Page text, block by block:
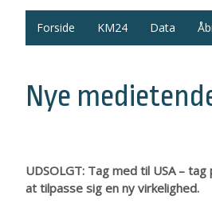
Forside KM24 Data
Nye
UDSOLGT: Tag med til USA –
at tilpasse sig en ny virkelighed.